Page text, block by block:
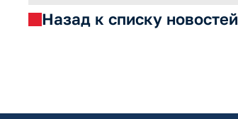
Назад к списку новостей